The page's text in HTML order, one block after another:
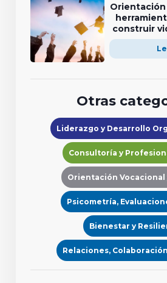
Orientación
construir
Otras
Liderazgo y Desarrollo
Consultoría y
Orientación Vocacional
Psicometría,
Bienestar y
Relaciones,